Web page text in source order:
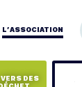
L’ASSOCIATION
DES